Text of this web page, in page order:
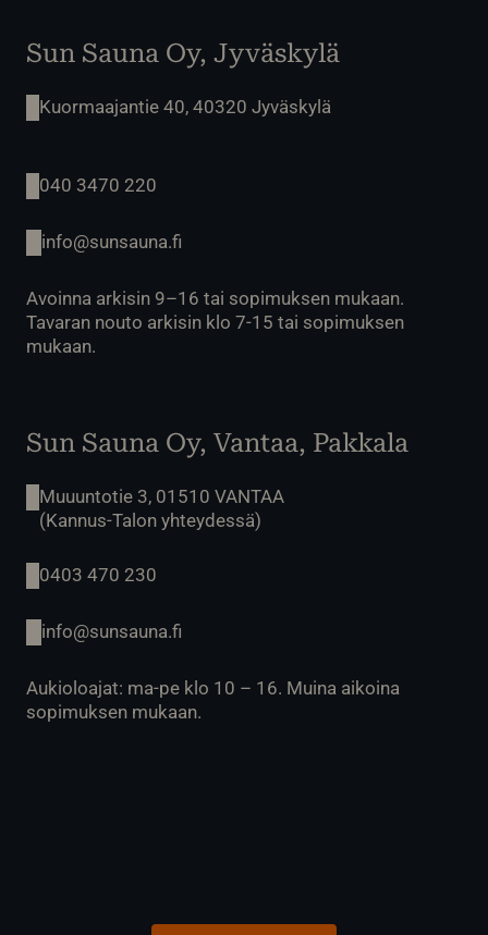
Sun Sauna Oy, Jyväskylä
Kuormaajantie 40, 40320 Jyväskylä
040 3470 220
info@sunsauna.fi
Avoinna arkisin 9–16 tai sopimuksen mukaan.
Tavaran nouto arkisin klo 7-15 tai sopimuksen
mukaan.
Sun Sauna Oy, Vantaa, Pakkala
Muuuntotie 3, 01510 VANTAA
(Kannus-Talon yhteydessä)
0403 470 230
info@sunsauna.fi
Aukioloajat: ma-pe klo 10 – 16. Muina aikoina
sopimuksen mukaan.